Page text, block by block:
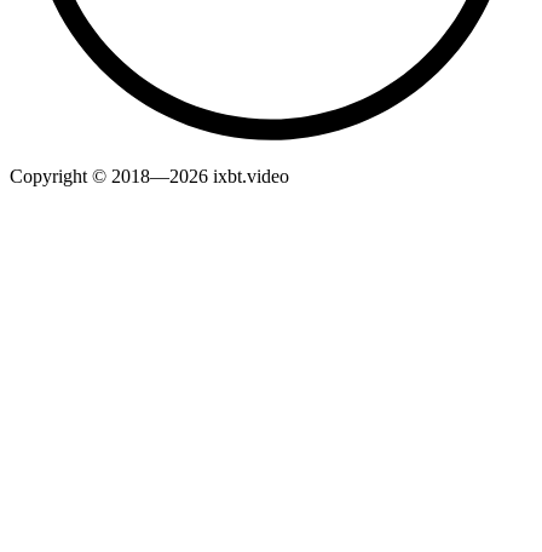
Copyright © 2018—2026 ixbt.video